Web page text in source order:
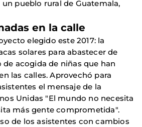
pueblo rural de Guatemala,
en la calle
elegido este 2017: la
solares para abastecer de
acogida de niñas que han
las calles. Aprovechó para
el mensaje de la
Unidas "El mundo no necesita
más gente comprometida".
de los asistentes con cambios